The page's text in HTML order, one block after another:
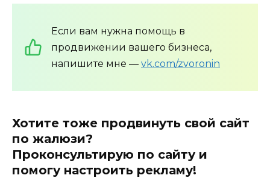
Если вам нужна помощь в
продвижении вашего бизнеса,
напишите мне — vk.com/zvoronin
Хотите тоже продвинуть свой сайт
по жалюзи?
Проконсультирую по сайту и
помогу настроить рекламу!